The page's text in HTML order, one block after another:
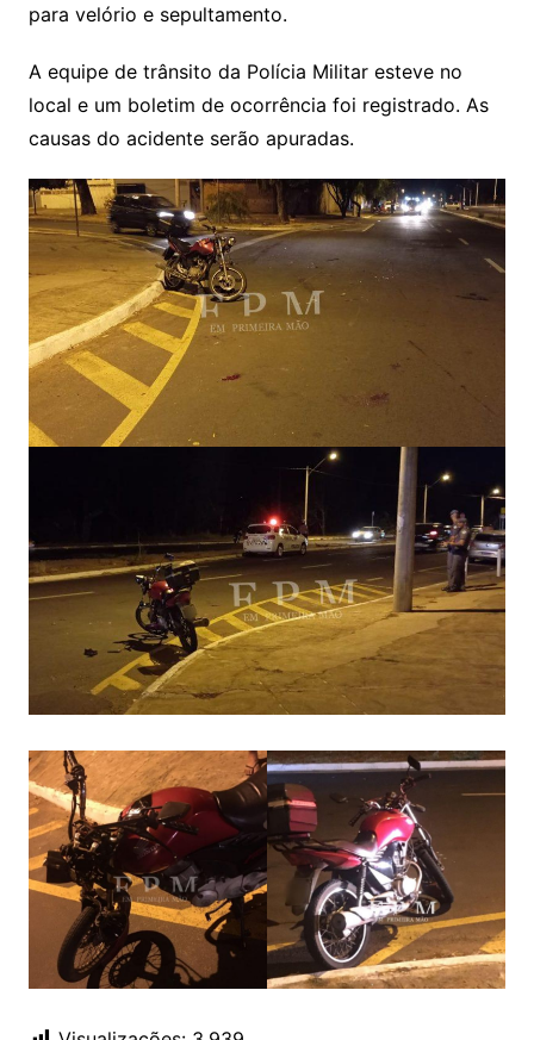
para velório e sepultamento.
A equipe de trânsito da Polícia Militar esteve no
local e um boletim de ocorrência foi registrado. As
causas do acidente serão apuradas.